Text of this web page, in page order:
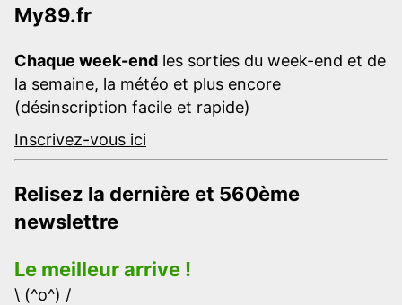
My89.fr
Chaque week-end les sorties du week-end et de
la semaine, la météo et plus encore
(désinscription facile et rapide)
Inscrivez-vous ici
Relisez la dernière et 560ème
newslettre
Le meilleur arrive !
\ (^o^) /